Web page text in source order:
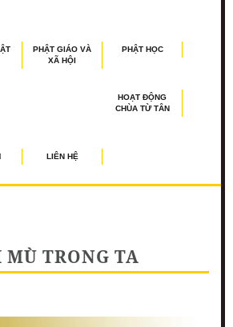
PHẬT GIÁO VÀ
XÃ HỘI
PHẬT HỌC
HOẠT ĐỘNG
CHÙA TỪ TÂN
LIÊN HỆ
MÙ TRONG TA